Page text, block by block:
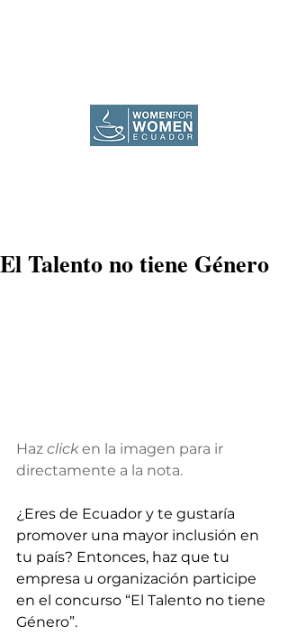
El Talento no tiene Género
Haz click en la imagen para ir
directamente a la nota.
¿Eres de Ecuador y te gustaría
promover una mayor inclusión en
tu país? Entonces, haz que tu
empresa u organización participe
en el concurso “El Talento no tiene
Género”.